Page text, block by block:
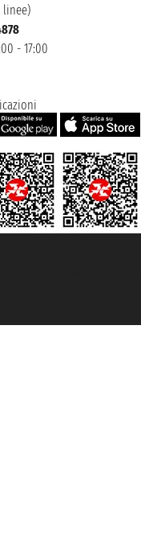
linee)
- 17:00